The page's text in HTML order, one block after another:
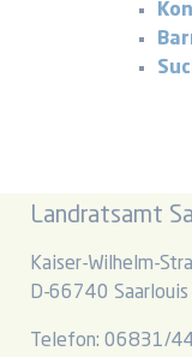
Landratsamt
Kaiser-Wilhelm-
D-66740 Saarlouis
Telefon: 06831/